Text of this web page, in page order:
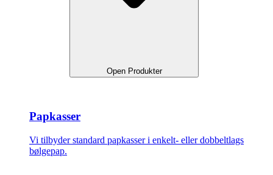
Open Produkter
Papkasser
Vi tilbyder standard papkasser i enkelt- eller dobbeltlags
bølgepap.